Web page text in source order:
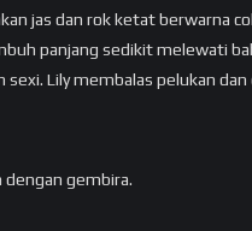
jas dan rok ketat berwarna
panjang sedikit melewati
Lily membalas pelukan dan
dengan gembira.